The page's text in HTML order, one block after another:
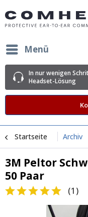
Menü
In nur wenigen
Headset-Lösung
Startseite Archiv
3M Peltor
50 Paar
(1 )